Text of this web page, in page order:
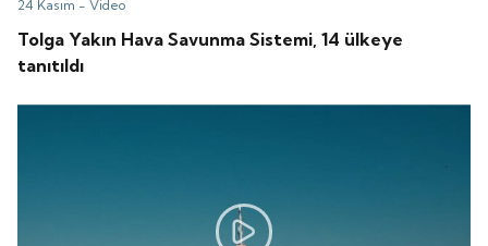
24 Kasım -Video
Tolga Yakın Hava Savunma Sistemi, 14 ülkeye
tanıtıldı